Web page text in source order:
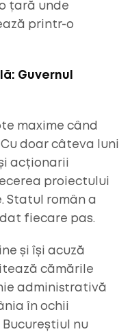
țară unde
printr-o
Guvernul
maxime când
doar câteva luni
acționarii
proiectului
Statul român a
fiecare pas.
și își acuză
cămările
administrativă
în ochii
Bucureștiul nu